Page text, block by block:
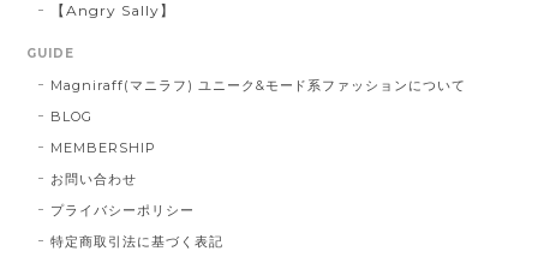
【Angry Sally】
GUIDE
Magniraff(マニラフ) ユニーク&モード系ファッションについて
BLOG
MEMBERSHIP
お問い合わせ
プライバシーポリシー
特定商取引法に基づく表記